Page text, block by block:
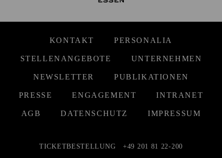
KONTAKT PERSONALIA
STELLENANGEBOTE UNTERNEHMEN
NEWSLETTER PUBLIKATIONEN
PRESSE ENGAGEMENT INTRANET
AGB DATENSCHUTZ IMPRESSUM
TICKETBESTELLUNG +49 201 81 22-200